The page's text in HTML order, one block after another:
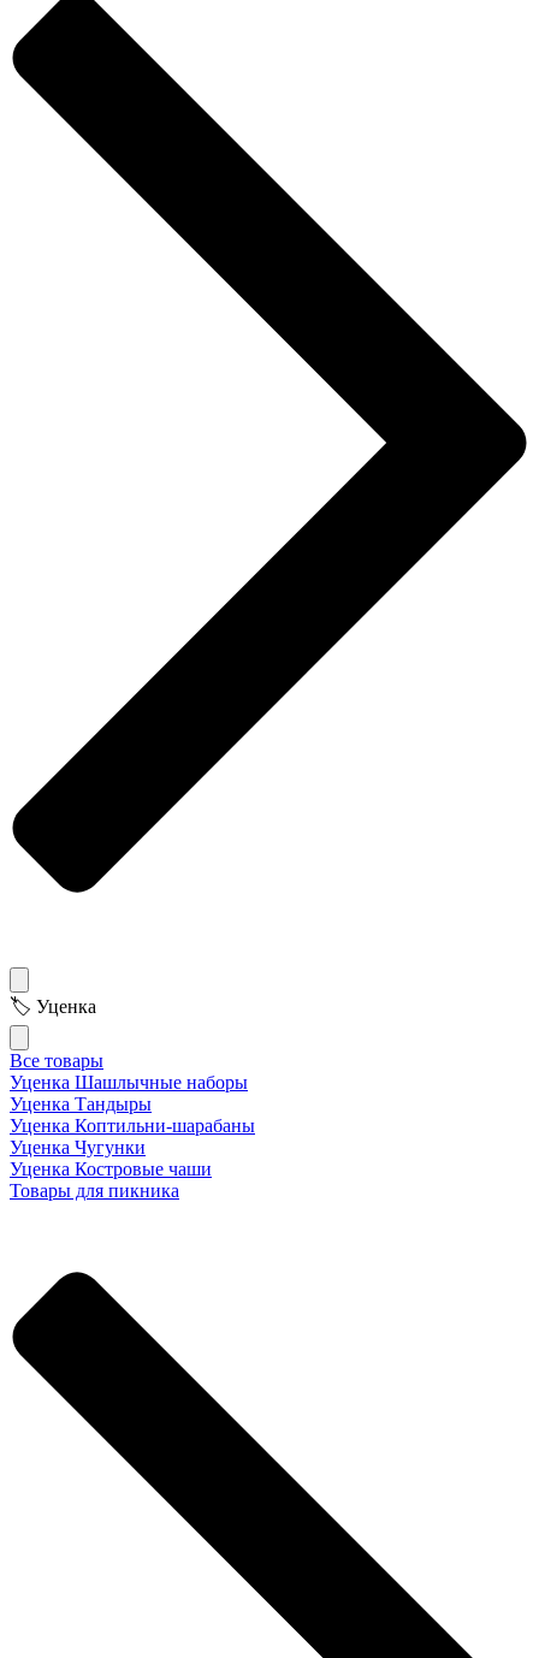
🏷 Уценка
Все товары
Уценка Шашлычные наборы
Уценка Тандыры
Уценка Коптильни-шарабаны
Уценка Чугунки
Уценка Костровые чаши
Товары для пикника